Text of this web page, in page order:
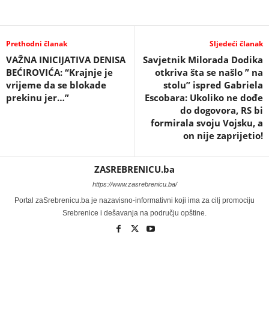
Prethodni članak
VAŽNA INICIJATIVA DENISA
BEĆIROVIĆA: “Krajnje je
vrijeme da se blokade
prekinu jer…”
Sljedeći članak
Savjetnik Milorada Dodika
otkriva šta se našlo ” na
stolu” ispred Gabriela
Escobara: Ukoliko ne dođe
do dogovora, RS bi
formirala svoju Vojsku, a
on nije zaprijetio!
ZASREBRENICU.ba
https://www.zasrebrenicu.ba/
Portal zaSrebrenicu.ba je nazavisno-informativni koji ima za cilj promociju
Srebrenice i dešavanja na području opštine.